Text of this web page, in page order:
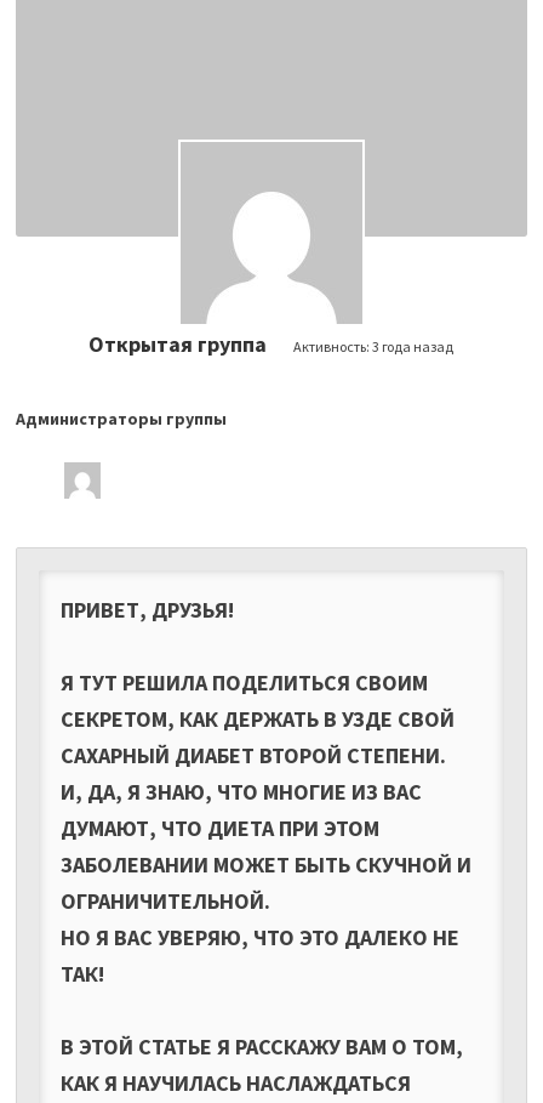
Открытая группа Активность:3 года назад
Лидеры
группы
Администраторы группы
ПРИВЕТ, ДРУЗЬЯ!
Я ТУТ РЕШИЛА ПОДЕЛИТЬСЯ СВОИМ
СЕКРЕТОМ, КАК ДЕРЖАТЬ В УЗДЕ СВОЙ
САХАРНЫЙ ДИАБЕТ ВТОРОЙ СТЕПЕНИ.
И, ДА, Я ЗНАЮ, ЧТО МНОГИЕ ИЗ ВАС
ДУМАЮТ, ЧТО ДИЕТА ПРИ ЭТОМ
ЗАБОЛЕВАНИИ МОЖЕТ БЫТЬ СКУЧНОЙ И
ОГРАНИЧИТЕЛЬНОЙ.
НО Я ВАС УВЕРЯЮ, ЧТО ЭТО ДАЛЕКО НЕ
ТАК!
В ЭТОЙ СТАТЬЕ Я РАССКАЖУ ВАМ О ТОМ,
КАК Я НАУЧИЛАСЬ НАСЛАЖДАТЬСЯ